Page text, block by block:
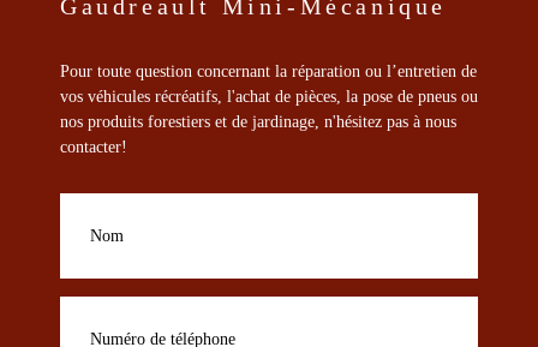
Gaudreault Mini-Mécanique
Pour toute question concernant la réparation ou l’entretien de
vos véhicules récréatifs, l'achat de pièces, la pose de pneus ou
nos produits forestiers et de jardinage, n'hésitez pas à nous
contacter!